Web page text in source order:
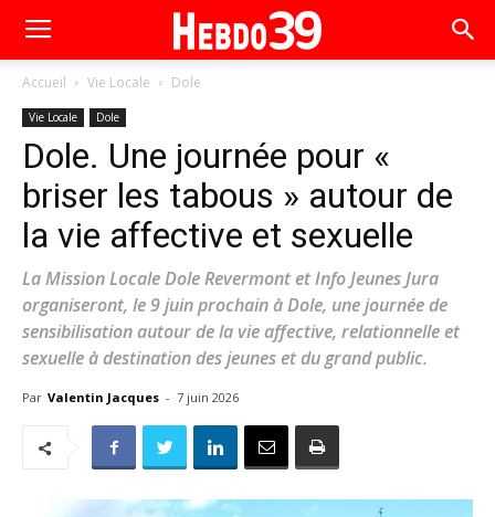
Accueil Vie Locale Dole
Vie Locale Dole
Dole. Une journée pour «
briser les tabous » autour de
la vie affective et sexuelle
La Mission Locale Dole Revermont et Info Jeunes Jura
organiseront, le 9 juin prochain à Dole, une journée de
sensibilisation autour de la vie affective, relationnelle et
sexuelle à destination des jeunes et du grand public.
Par Valentin Jacques - 7 juin 2026